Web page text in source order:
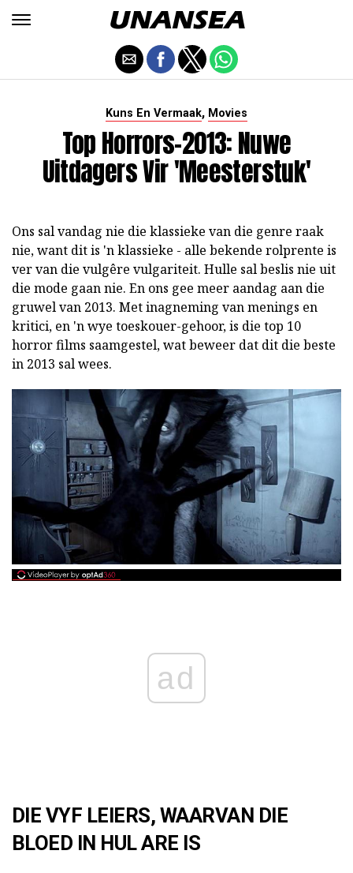
Kuns En Vermaak, Movies
Top Horrors-2013: Nuwe
Uitdagers Vir 'Meesterstuk'
Ons sal vandag nie die klassieke van die genre raak
nie, want dit is 'n klassieke - alle bekende rolprente is
ver van die vulgêre vulgariteit. Hulle sal beslis nie uit
die mode gaan nie. En ons gee meer aandag aan die
gruwel van 2013. Met inagneming van menings en
kritici, en 'n wye toeskouer-gehoor, is die top 10
horror films saamgestel, wat beweer dat dit die beste
in 2013 sal wees.
ad
DIE VYF LEIERS, WAARVAN DIE
BLOED IN HUL ARE IS